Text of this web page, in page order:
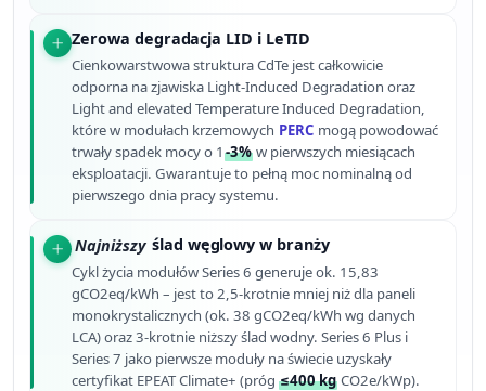
Zerowa degradacja LID i LeTID
Cienkowarstwowa struktura CdTe jest całkowicie
odporna na zjawiska Light-Induced Degradation oraz
Light and elevated Temperature Induced Degradation,
które w modułach krzemowych PERC mogą powodować
trwały spadek mocy o 1-3% w pierwszych miesiącach
eksploatacji. Gwarantuje to pełną moc nominalną od
pierwszego dnia pracy systemu.
Najniższy ślad węglowy w branży
Cykl życia modułów Series 6 generuje ok. 15,83
gCO2eq/kWh – jest to 2,5-krotnie mniej niż dla paneli
monokrystalicznych (ok. 38 gCO2eq/kWh wg danych
LCA) oraz 3-krotnie niższy ślad wodny. Series 6 Plus i
Series 7 jako pierwsze moduły na świecie uzyskały
certyfikat EPEAT Climate+ (próg≤400 kg CO2e/kWp).